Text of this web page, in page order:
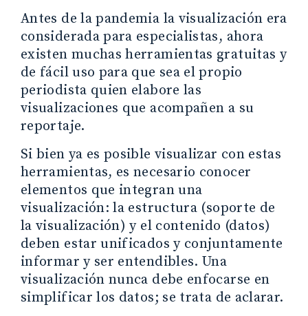
Antes de la pandemia la visualización era
considerada para especialistas, ahora
existen muchas herramientas gratuitas y
de fácil uso para que sea el propio
periodista quien elabore las
visualizaciones que acompañen a su
reportaje.
Si bien ya es posible visualizar con estas
herramientas, es necesario conocer
elementos que integran una
visualización: la estructura (soporte de
la visualización) y el contenido (datos)
deben estar unificados y conjuntamente
informar y ser entendibles. Una
visualización nunca debe enfocarse en
simplificar los datos; se trata de aclarar.